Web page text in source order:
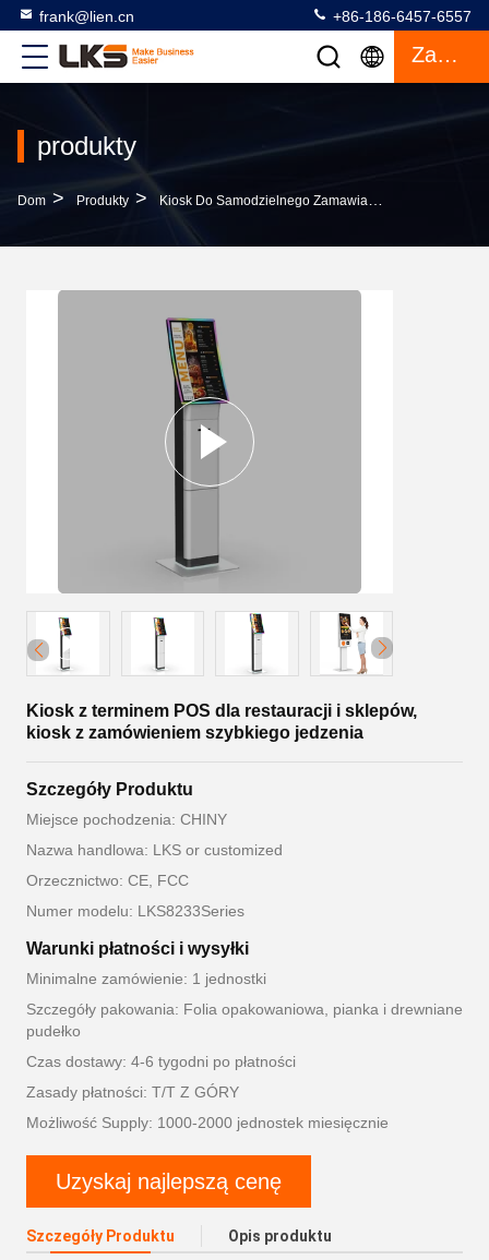
frank@lien.cn +86-186-6457-6557
Zacytować
produkty
Dom > Produkty > Kiosk Do Samodzielnego Zamawiania
Kiosk z terminem POS dla restauracji i sklepów,
kiosk z zamówieniem szybkiego jedzenia
Szczegóły Produktu
Miejsce pochodzenia: CHINY
Nazwa handlowa: LKS or customized
Orzecznictwo: CE, FCC
Numer modelu: LKS8233Series
Warunki płatności i wysyłki
Minimalne zamówienie: 1 jednostki
Szczegóły pakowania: Folia opakowaniowa, pianka i drewniane
pudełko
Czas dostawy: 4-6 tygodni po płatności
Zasady płatności: T/T Z GÓRY
Możliwość Supply: 1000-2000 jednostek miesięcznie
Uzyskaj najlepszą cenę
Szczegóły Produktu Opis produktu